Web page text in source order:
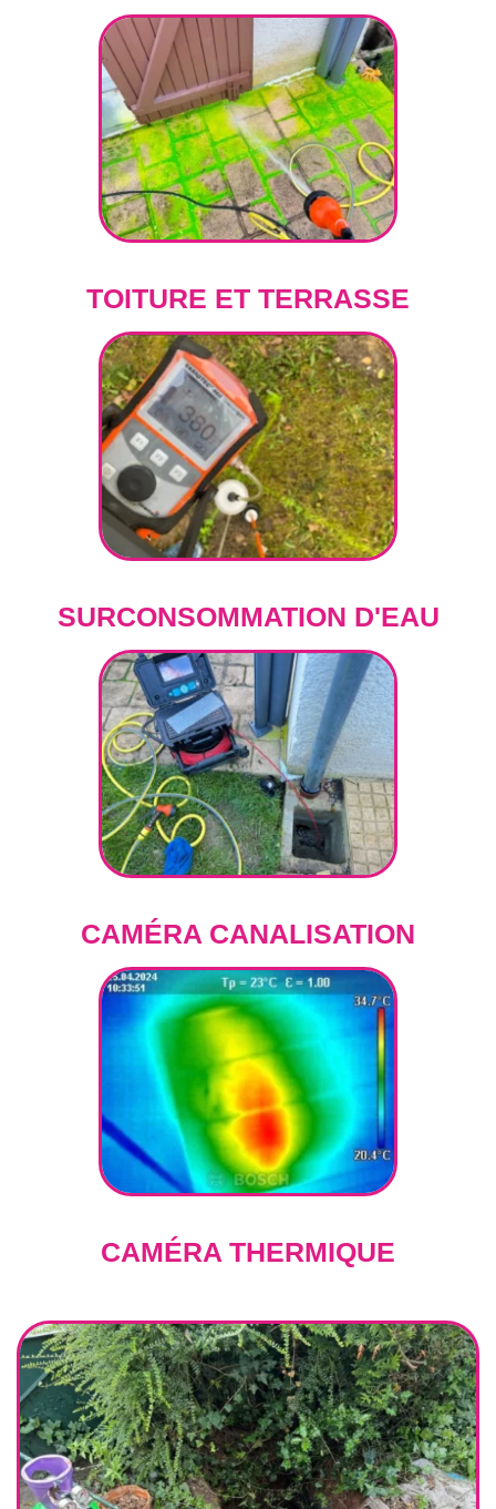
TOITURE ET TERRASSE
SURCONSOMMATION D'EAU
CAMÉRA CANALISATION
CAMÉRA THERMIQUE